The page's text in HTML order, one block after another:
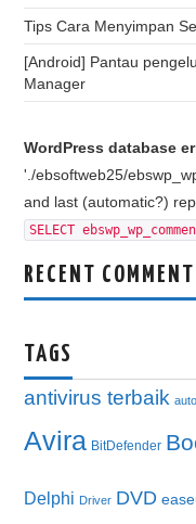
Tips Cara Menyimpan
[Android] Pantau
Manager
WordPress database
'./ebsoftweb25/
and last (automatic?)
SELECT
RECENT
TAGS
antivirus terbaik
Avira BitDefender
Delphi Driver DVD